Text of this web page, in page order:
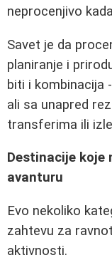
neprocenjivo
Savet je da
planiranje i
biti i kombinacija
ali sa unapred
transferima ili
Destinacije koje
avanturu
Evo nekoliko
zahtevu za
aktivnosti.